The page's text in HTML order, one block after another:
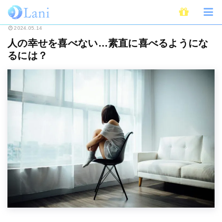
ホーム ライフスタイル 人の幸せを喜べない…素直に喜べるようになるには
2024.05.14
人の幸せを喜べない…素直に喜べるようにな
るには？